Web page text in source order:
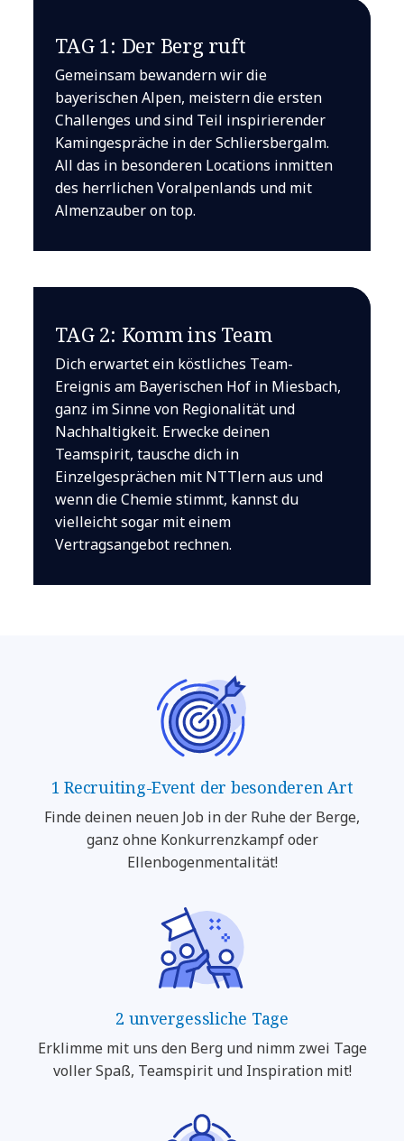
TAG 1: Der Berg ruft
Gemeinsam bewandern wir die
bayerischen Alpen, meistern die ersten
Challenges und sind Teil inspirierender
Kamingespräche in der Schliersbergalm.
All das in besonderen Locations inmitten
des herrlichen Voralpenlands und mit
Almenzauber on top.
TAG 2: Komm ins Team
Dich erwartet ein köstliches Team-
Ereignis am Bayerischen Hof in Miesbach,
ganz im Sinne von Regionalität und
Nachhaltigkeit. Erwecke deinen
Teamspirit, tausche dich in
Einzelgesprächen mit NTTlern aus und
wenn die Chemie stimmt, kannst du
vielleicht sogar mit einem
Vertragsangebot rechnen.
1 Recruiting-Event der besonderen Art
Finde deinen neuen Job in der Ruhe der Berge,
ganz ohne Konkurrenzkampf oder
Ellenbogenmentalität!
2 unvergessliche Tage
Erklimme mit uns den Berg und nimm zwei Tage
voller Spaß, Teamspirit und Inspiration mit!